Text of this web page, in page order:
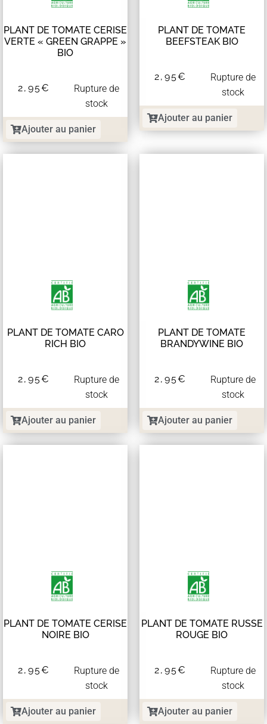
PLANT DE TOMATE CERISE
VERTE « GREEN GRAPPE »
BIO
2,95€
Rupture de
stock
Ajouter au panier
PLANT DE TOMATE
BEEFSTEAK BIO
2,95€
Rupture de
stock
Ajouter au panier
PLANT DE TOMATE CARO
RICH BIO
2,95€
Rupture de
stock
Ajouter au panier
PLANT DE TOMATE
BRANDYWINE BIO
2,95€
Rupture de
stock
Ajouter au panier
PLANT DE TOMATE CERISE
NOIRE BIO
2,95€
Rupture de
stock
Ajouter au panier
PLANT DE TOMATE RUSSE
ROUGE BIO
2,95€
Rupture de
stock
Ajouter au panier